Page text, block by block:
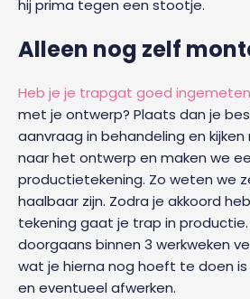
hij prima tegen een stootje.
Alleen nog zelf
Heb je je trapgat goed ingemeten
met je ontwerp? Plaats dan je
aanvraag in behandeling en kijken
naar het ontwerp en maken we
productietekening. Zo weten we
haalbaar zijn. Zodra je akkoord
tekening gaat je trap in
doorgaans binnen 3 werkweken
wat je hierna nog hoeft te doen
en eventueel afwerken.